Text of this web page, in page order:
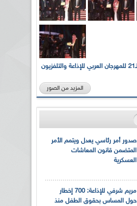
بالصور... الدورة الـ21 للمهرجان العربي للإذاعة والتلفزيون
المزيد من الصور
صدور أمر رئاسي يعدل ويتمم الأمر
المتضمن قانون المعاشات
العسكرية
مريم شرفي للإذاعة: 700 إخطار
حول المساس بحقوق الطفل منذ